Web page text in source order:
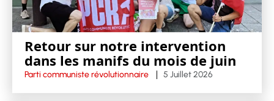
Retour sur notre intervention
dans les manifs du mois de juin
Parti communiste révolutionnaire 5 Juillet 2026